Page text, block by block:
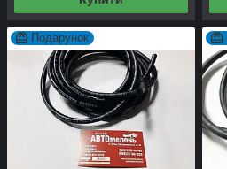
Подарунок